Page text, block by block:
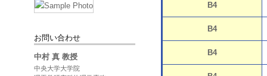
お問い合わせ
中村 真 教授
中央大学大学院
B4
B4
B4